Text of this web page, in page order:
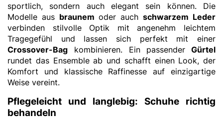
sportlich, sondern auch elegant sein können. Die
Modelle aus braunem oder auch schwarzem Leder
verbinden stilvolle Optik mit angenehm leichtem
Tragegefühl und lassen sich perfekt mit einer
Crossover-Bag kombinieren. Ein passender Gürtel
rundet das Ensemble ab und schafft einen Look, der
Komfort und klassische Raffinesse auf einzigartige
Weise vereint.
Pflegeleicht und langlebig: Schuhe richtig
behandeln